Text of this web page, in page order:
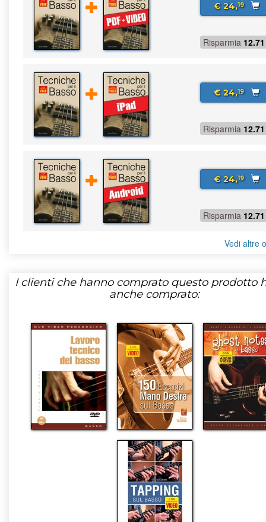
€ 24,19
Risparmia 12.71
€ 24,19
Risparmia 12.71
€ 24,19
Risparmia 12.71
Vedi altre
I clienti che hanno comprato questo prodotto
anche comprato: